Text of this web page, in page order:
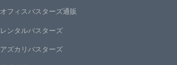
オフィスバスターズ通販
レンタルバスターズ
アズカリバスターズ